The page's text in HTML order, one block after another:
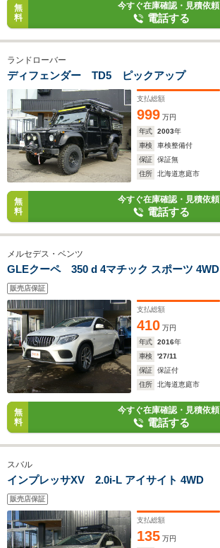
無
料
今すぐ在庫確認・見積依頼
電話する
ランドローバー
ディフェンダー TD5 ピックアップ
支払総額
999 万円
年式
2003年
車検
車検整備付
保証
保証無
住所
北海道恵庭市
無
料
今すぐ在庫確認・見積依頼
電話する
メルセデス・ベンツ
GLEクーペ 350 d 4マチック スポーツ 4WD
販売店保証
支払総額
410 万円
年式
2016年
車検
'27/11
保証
保証付
住所
北海道恵庭市
無
料
今すぐ在庫確認・見積依頼
電話する
スバル
インプレッサXV 2.0i-L アイサイト 4WD
販売店保証
支払総額
135 万円